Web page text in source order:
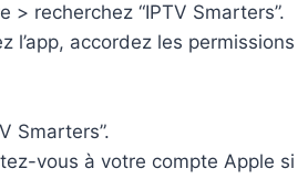
> recherchez “IPTV Smarters”.
l’app, accordez les permissions
Smarters”.
vous à votre compte Apple si